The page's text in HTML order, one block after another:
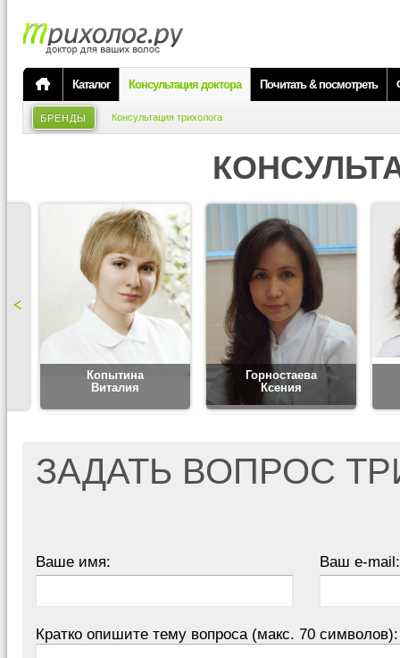
Каталог Консультация доктора Почитать & посмотреть
БРЕНДЫ Консультация трихолога
Копытина
Виталия
Горностаева
Ксения
ЗАДАТЬ ВОПРОС
Ваше имя: Ваш e-mail:
Кратко опишите тему вопроса (макс. 70 символов):